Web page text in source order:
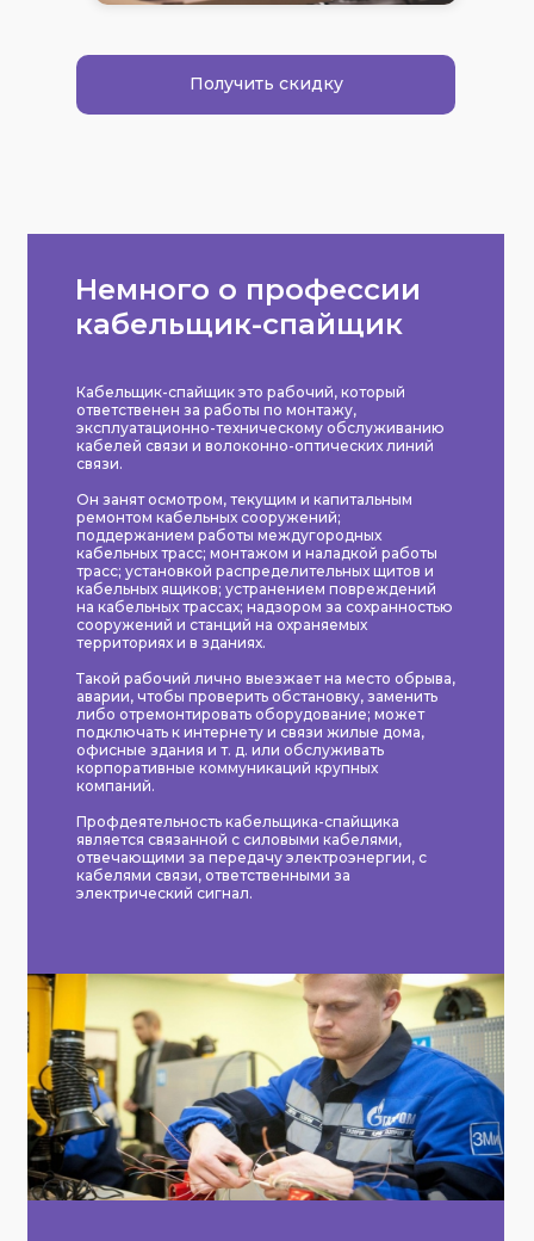
Получить скидку
Немного о профессии
кабельщик-спайщик
Кабельщик-спайщик это рабочий, который
ответственен за работы по монтажу,
эксплуатационно-техническому обслуживанию
кабелей связи и волоконно-оптических линий
связи.
Он занят осмотром, текущим и капитальным
ремонтом кабельных сооружений;
поддержанием работы междугородных
кабельных трасс; монтажом и наладкой работы
трасс; установкой распределительных щитов и
кабельных ящиков; устранением повреждений
на кабельных трассах; надзором за сохранностью
сооружений и станций на охраняемых
территориях и в зданиях.
Такой рабочий лично выезжает на место обрыва,
аварии, чтобы проверить обстановку, заменить
либо отремонтировать оборудование; может
подключать к интернету и связи жилые дома,
офисные здания и т. д. или обслуживать
корпоративные коммуникаций крупных
компаний.
Профдеятельность кабельщика-спайщика
является связанной с силовыми кабелями,
отвечающими за передачу электроэнергии, с
кабелями связи, ответственными за
электрический сигнал.